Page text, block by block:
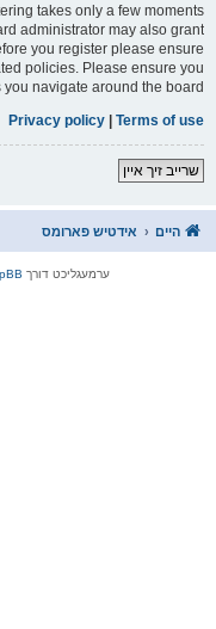
takes only a few moments
administrator may also grant
you register please ensure
policies. Please ensure you
navigate around the board.
Terms of use
|
Privacy policy
שרייב זיך איין
היים אידטיש פארומס
ערמעגליכט דורך